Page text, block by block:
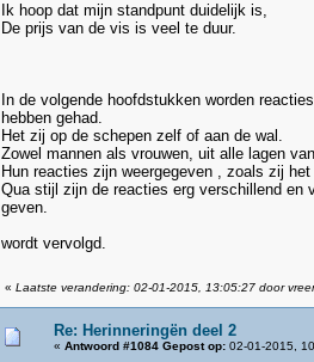
Ik hoop dat mijn standpunt duidelijk is,
De prijs van de vis is veel te duur.
In de volgende hoofdstukken worden
hebben gehad.
Het zij op de schepen zelf of aan de wal.
Zowel mannen als vrouwen, uit alle lagen
Hun reacties zijn weergegeven , zoals zij
Qua stijl zijn de reacties erg verschillend
geven.
wordt vervolgd.
« Laatste verandering: 02-01-2015, 13:05:27 door
Re: Herinneringën deel 2
« Antwoord #1084 Gepost op:02-01-2015,